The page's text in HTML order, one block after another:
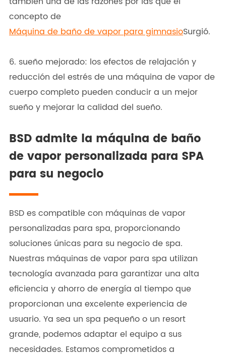
concepto de
Máquina de baño de vapor para gimnasioSurgió.
6. sueño mejorado: los efectos de relajación y
reducción del estrés de una máquina de vapor de
cuerpo completo pueden conducir a un mejor
sueño y mejorar la calidad del sueño.
BSD admite la máquina de baño
de vapor personalizada para SPA
para su negocio
BSD es compatible con máquinas de vapor
personalizadas para spa, proporcionando
soluciones únicas para su negocio de spa.
Nuestras máquinas de vapor para spa utilizan
tecnología avanzada para garantizar una alta
eficiencia y ahorro de energía al tiempo que
proporcionan una excelente experiencia de
usuario. Ya sea un spa pequeño o un resort
grande, podemos adaptar el equipo a sus
necesidades. Estamos comprometidos a